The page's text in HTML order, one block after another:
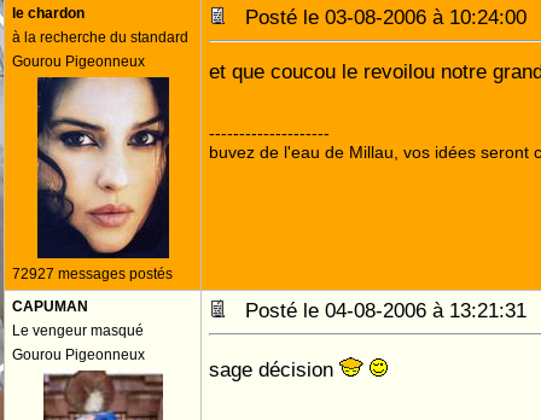
le chardon
à la recherche du standard
Gourou Pigeonneux
72927 messages postés
Posté le 03-08-2006 à
et que coucou le revoilou notre
--------------------
buvez de l'eau de Millau, vos idées seront
CAPUMAN
Le vengeur masqué
Gourou Pigeonneux
Posté le 04-08-2006 à
sage décision